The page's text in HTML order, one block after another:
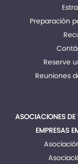
Preparación
Reserve
Reuniones
ASOCIACIONES
EMPRESAS